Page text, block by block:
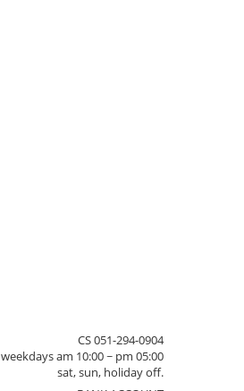
CS 051-294-0904
weekdays am 10:00 ~ pm 05:00
sat, sun, holiday off.